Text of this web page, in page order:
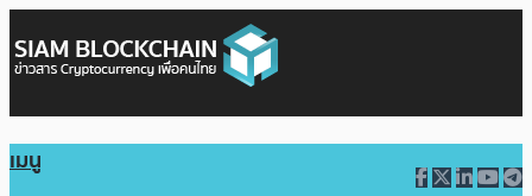
เมนู